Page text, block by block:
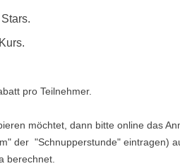
pro Teilnehmer.
möchtet, dann bitte online das
der "Schnupperstunde" eintragen)
berechnet.